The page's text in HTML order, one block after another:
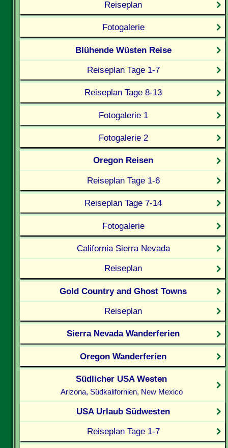
Reiseplan
Fotogalerie
Blühende Wüsten Reise
Reiseplan Tage 1-7
Reiseplan Tage 8-13
Fotogalerie 1
Fotogalerie 2
Oregon Reisen
Reiseplan Tage 1-6
Reiseplan Tage 7-14
Fotogalerie
California Sierra Nevada
Reiseplan
Gold Country and Ghost Towns
Reiseplan
Sierra Nevada Wanderferien
Oregon Wanderferien
Südlicher USA Westen
Arizona, Südkalifornien, New Mexico
USA Urlaub Südwesten
Reiseplan Tage 1-7